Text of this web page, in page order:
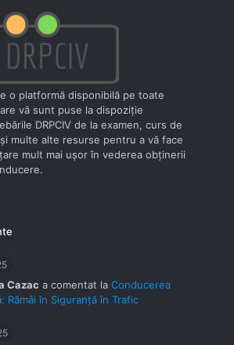
o platformă disponibilă pe toate
vă sunt puse la dispoziţie
DRPCIV de la examen, curs de
multe alte resurse pentru a vă face
mult mai uşor în vederea obţinerii
Cazac a comentat la Conducerea
Rămâi în Siguranță în Trafic